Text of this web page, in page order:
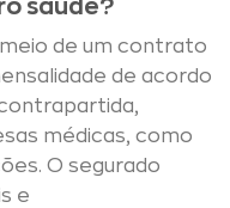
saúde?
de um contrato
de acordo
médicas, como
O segurado
e